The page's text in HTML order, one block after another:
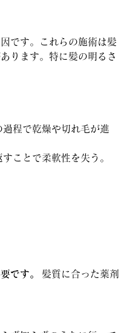
です。これらの施術は髪
ります。特に髪の明るさ
程で乾燥や切れ毛が進
ことで柔軟性を失う。
です。
髪質に合った薬剤